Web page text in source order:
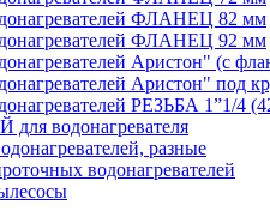
ФЛАНЕЦ 82 мм
ФЛАНЕЦ 92 мм
Аристон" (с
Аристон" под
РЕЗЬБА 1”1/4
водонагревателя
разные
водонагревателей